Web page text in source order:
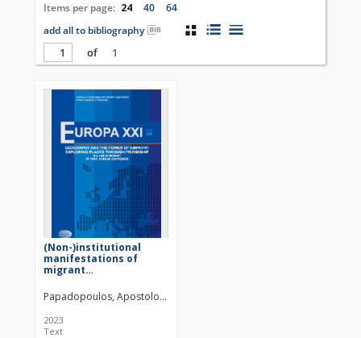
Items per page: 24 40
64
add all to bibliography
of
1
(Non-)institutional
manifestations of
migrant
refugees in rural
Greece
Papadopoulos, Apostolos G.
2023
Text